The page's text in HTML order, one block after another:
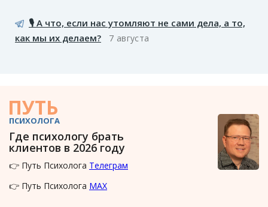
🎙️ А что, если нас утомляют не сами дела, а то,
как мы их делаем?
7 августа
ПУТЬ
ПСИХОЛОГА
Где психологу брать
клиентов в 2026 году
👉 Путь Психолога Телеграм
👉 Путь Психолога MAX